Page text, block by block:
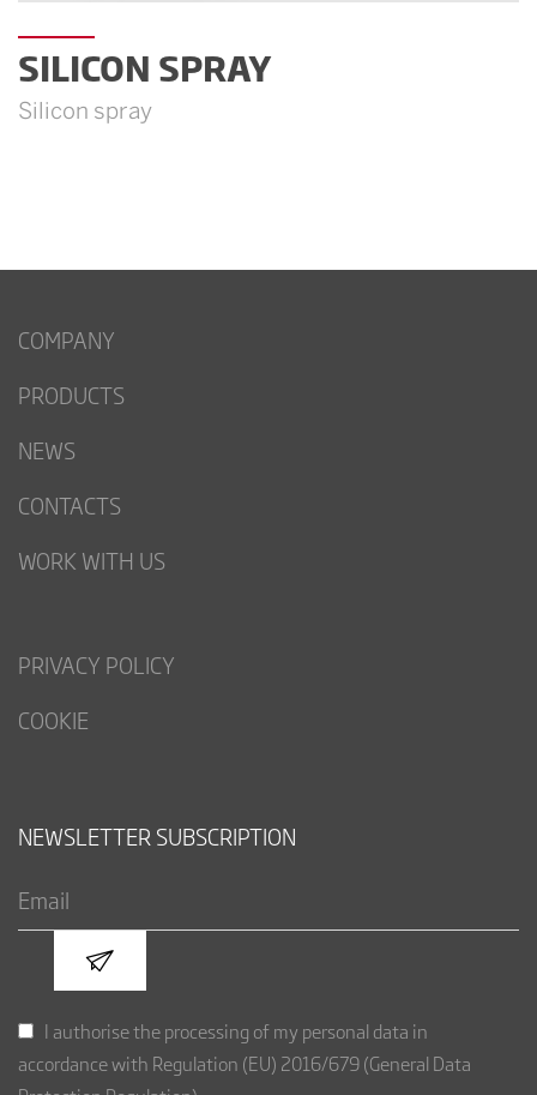
SILICON SPRAY
Silicon spray
COMPANY
PRODUCTS
NEWS
CONTACTS
WORK WITH US
PRIVACY POLICY
COOKIE
NEWSLETTER SUBSCRIPTION
I authorise the processing of my personal data in
accordance with Regulation (EU) 2016/679 (General Data